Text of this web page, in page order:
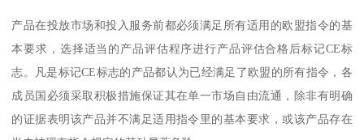
产品在投放市场和投入服务前都必须满足所有适用的欧盟指令的基
本要求，选择适当的产品评估程序进行产品评估合格后标记CE标
志。凡是标记CE标志的产品都认为已经满足了欧盟的所有指令，各
成员国必须采取积极措施保证其在单一市场自由流通，除非有明确
的证据表明该产品并不满足适用指令里的基本要求，或该产品存在